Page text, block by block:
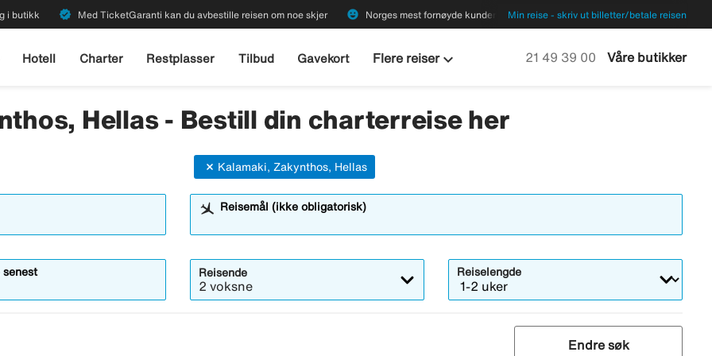
i butikk verified Med TicketGaranti kan du avbestille reisen om noe skjer emoji_emotions Norges mest fornøyde kunder Min reise - skriv ut billetter/betale reisen
Hotell Charter Restplasser Tilbud Gavekort Flere reiserkeyboard_arrow_down Ring oss på
21 49 39 00 Våre butikker
Hellas - Bestill din charterreise her
Reisemål (ikke obligatorisk)
Kalamaki, Zakynthos, Hellas
senest Reisende
2 voksne
Reiselengde
Endre søk